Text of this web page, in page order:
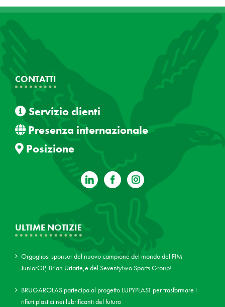
CONTATTI
Servizio clienti
Presenza internazionale
Posizione
ULTIME NOTIZIE
Orgogliosi sponsor del nuovo campione del mondo del FIM
JuniorGP, Brian Uriarte,e del SeventyTwo Sports Group!
BRUGAROLAS partecipa al progetto LUPYPLAST per trasformare i
rifiuti plastici nei lubrificanti del futuro